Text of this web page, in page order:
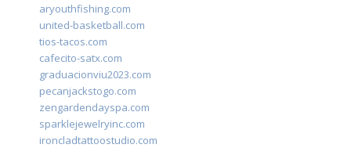
aryouthfishing.com
united-basketball.com
tios-tacos.com
cafecito-satx.com
graduacionviu2023.com
pecanjackstogo.com
zengardendayspa.com
sparklejewelryinc.com
ironcladtattoostudio.com